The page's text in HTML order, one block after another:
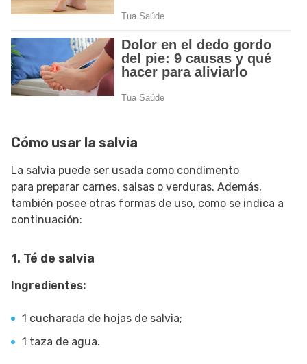
Cómo usar la salvia
La salvia puede ser usada como condimento
para preparar carnes, salsas o verduras. Además,
también posee otras formas de uso, como se indica a
continuación:
1. Té de salvia
Ingredientes:
1 cucharada de hojas de salvia;
1 taza de agua.